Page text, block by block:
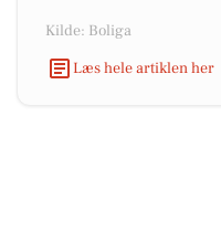
Kilde: Boliga
Læs hele artiklen her